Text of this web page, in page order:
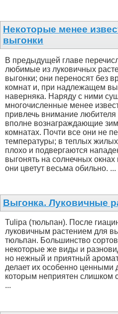
Некоторые менее
выгонки
В предыдущей главе
любимые из луковичных
выгонки; они переносят без
комнат и, при надлежащем
наверняка. Наряду с ними
многочисленные менее
привлечь внимание любителя
вполне вознаграждающие
комнатах. Почти все они не
температуры; в теплых жилых
плохо и подвергаются
выгонять на солнечных
они цветут весьма обильно. ...
Выгонка. Луковичные
Tulipa (тюльпан). После
луковичным растением для
тюльпан. Большинство
некоторые же виды и
но нежный и приятный
делает их особенно ценными
которым неприятен слишком
...